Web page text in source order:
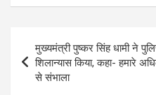
ce
b
o
o
tt at
s
A
ar
e
navigation
मुख्‍यमंत्री पुष्‍कर सिंह धामी ने
शिलान्यास किया, कहा- हमारे
से संभाला